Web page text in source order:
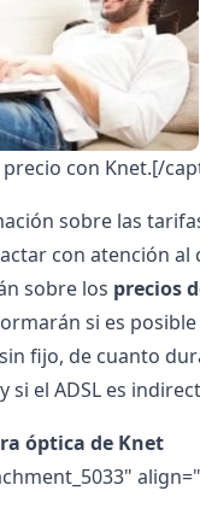
precio con Knet.[/
sobre las
con atención al
sobre los precios
si es
fijo, de cuanto
si el ADSL es
óptica de Knet